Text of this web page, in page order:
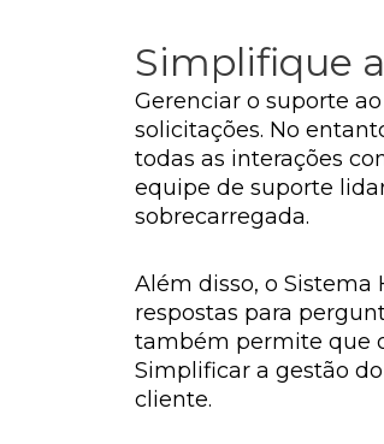
Simplifique
Gerenciar o suporte
solicitações. No
todas as interações
equipe de suporte
sobrecarregada.
Além disso, o
respostas para
também permite que
Simplificar a gestão
cliente.